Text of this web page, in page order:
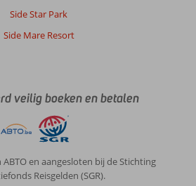
Side Star Park
Side Mare Resort
veilig boeken en betalen
en aangesloten bij de Stichting
Reisgelden (SGR).